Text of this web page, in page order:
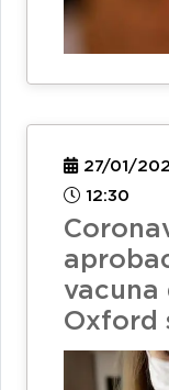
27/01/
12:30
vacuna
Oxford